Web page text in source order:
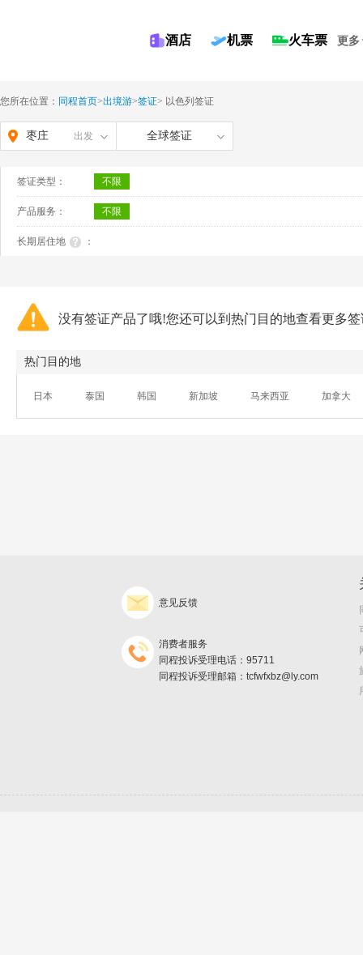
酒店 机票 火车票 更多
您所在位置： 同程首页>出境游>签证> 以色列签证
枣庄 出发 全球签证
签证类型： 不限
产品服务： 不限
长期居住地 ：
没有签证产品了哦!您还可以到热门目的地查看更多
热门目的地
日本 泰国 韩国 新加坡 马来西亚 加拿大
意见反馈
消费者服务
同程投诉受理电话：95711
同程投诉受理邮箱：tcfwfxbz@ly.com